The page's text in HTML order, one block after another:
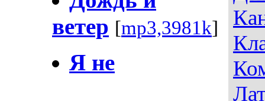
ветер [mp3,3981k]
Я не